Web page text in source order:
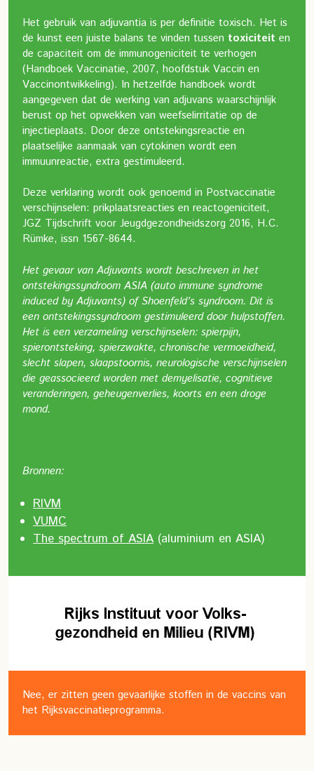
Het gebruik van adjuvantia is per definitie toxisch. Het is
de kunst een juiste balans te vinden tussen toxiciteit en
de capaciteit om de immunogeniciteit te verhogen
(Handboek Vaccinatie, 2007, hoofdstuk Vaccin en
Vaccinontwikkeling). In hetzelfde handboek wordt
aangegeven dat de werking van adjuvans waarschijnlijk
berust op het opwekken van weefselirritatie op de
injectieplaats. Door deze ontstekingsreactie en
plaatselijke aanmaak van cytokinen wordt een
immuunreactie, extra gestimuleerd.
Deze verklaring wordt ook genoemd in Postvaccinatie
verschijnselen: prikplaatsreacties en reactogeniciteit,
JGZ Tijdschrift voor Jeugdgezondheidszorg 2016, H.C.
Rümke, issn 1567-8644.
Het gevaar van Adjuvants wordt beschreven in het
ontstekingssyndroom ASIA (auto immune syndrome
induced by Adjuvants) of Shoenfeld’s syndroom. Dit is
een ontstekingssyndroom gestimuleerd door hulpstoffen.
Het is een verzameling verschijnselen: spierpijn,
spierontsteking, spierzwakte, chronische vermoeidheid,
slecht slapen, slaapstoornis, neurologische verschijnselen
die geassocieerd worden met demyelisatie, cognitieve
veranderingen, geheugenverlies, koorts en een droge
mond.
Bronnen:
RIVM
VUMC
The spectrum of ASIA (aluminium en ASIA)
Nee, er zitten geen gevaarlijke stoffen in de vaccins van
het Rijksvaccinatieprogramma.